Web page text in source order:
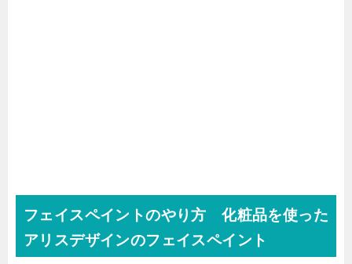
フェイスペイントのやり方 化粧品を使った
アリスデザインのフェイスペイント